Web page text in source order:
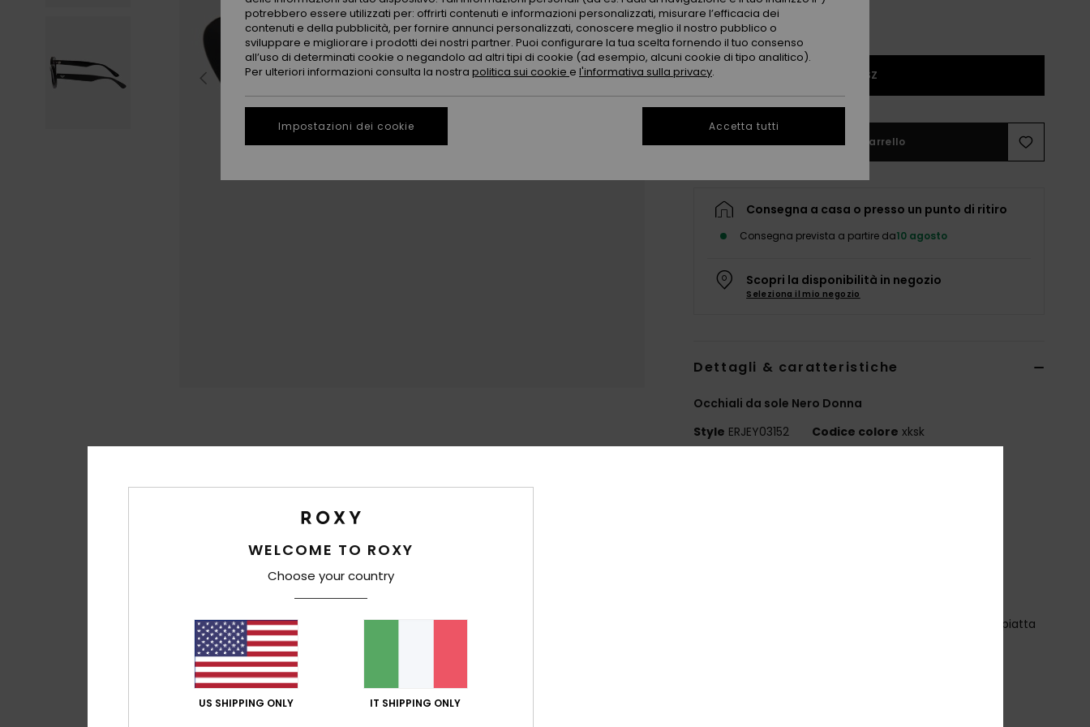
1SZ
Aggiungi al carrello
Consegna a casa o presso un punto di ritiro
Consegna prevista a partire da10 agosto
Scopri la disponibilità in negozio
Seleziona il mio negozio
Dettagli & caratteristiche
Occhiali da sole Nero Donna
Style ERJEY03152 Codice colore xksk
Curvatura a base ottica 4 per una montatura più piatta
WELCOME TO ROXY
Choose your country
US SHIPPING ONLY IT SHIPPING ONLY
potrebbero essere utilizzati per: offrirti contenuti e informazioni personalizzati, misurare l’efficacia dei
contenuti e della pubblicità, per fornire annunci personalizzati, conoscere meglio il nostro pubblico o
sviluppare e migliorare i prodotti dei nostri partner. Puoi configurare la tua scelta fornendo il tuo consenso
all’uso di determinati cookie o negandolo ad altri tipi di cookie (ad esempio, alcuni cookie di tipo analitico).
Per ulteriori informazioni consulta la nostra politica sui cookie e l'informativa sulla privacy.
Impostazioni dei cookie Accetta tutti